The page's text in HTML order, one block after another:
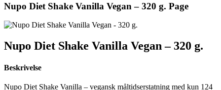
Nupo Diet Shake Vanilla Vegan – 320 g. Page
Nupo Diet Shake Vanilla Vegan – 320 g.
Beskrivelse
Nupo Diet Shake Vanilla – vegansk måltidserstatning med kun 124